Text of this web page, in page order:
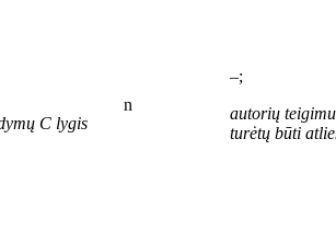
C lygis
n
–;
autorių
turėtų būti